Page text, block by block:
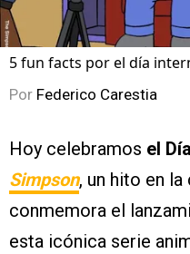
5 fun facts por el día
Por Federico Carestia
Hoy celebramos el
Simpson, un hito en
conmemora el
esta icónica serie